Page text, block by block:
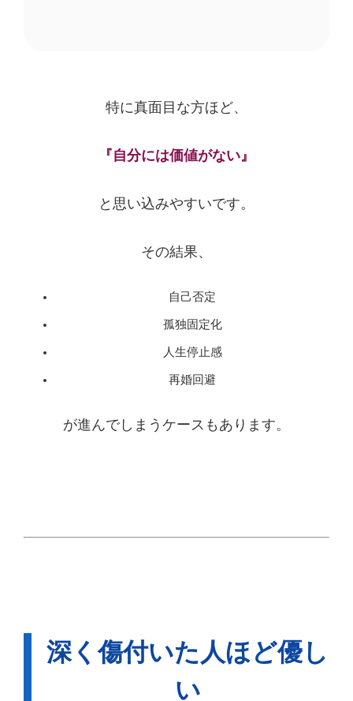
特に真面目な方ほど、
『自分には価値がない』
と思い込みやすいです。
その結果、
自己否定
孤独固定化
人生停止感
再婚回避
が進んでしまうケースもあります。
深く傷付いた人ほど優し
い